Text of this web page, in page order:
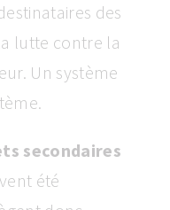
des
lutte contre la
Un système
secondaires
été